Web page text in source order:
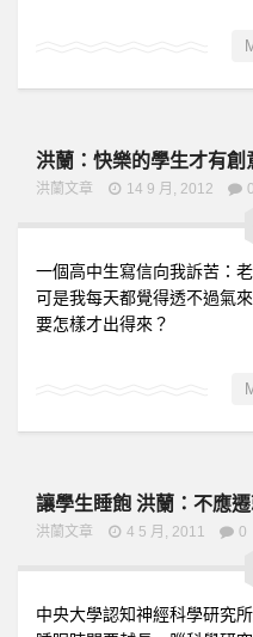
洪蘭：快樂的學生才有創
洪蘭文章 14 9 月, 2012 0
一個高中生寫信向我訴苦：
可是我每天都覺得透不過氣
要怎樣才出得來？
讓學生睡飽 洪蘭：不應
洪蘭文章 4 5 月, 2011 0
中央大學認知神經科學研究